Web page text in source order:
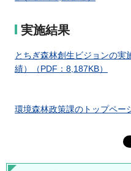
実施結果
とちぎ森林創生ビジョンの
績）（PDF：8,187KB）
環境森林政策課のトップペー